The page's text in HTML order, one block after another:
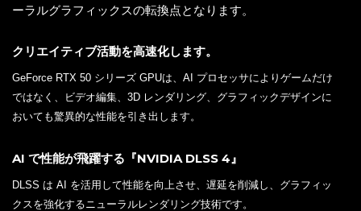
ーラルグラフィックスの転換点となります。
クリエイティブ活動を高速化します。
GeForce RTX 50 シリーズ GPUは、AI プロセッサによりゲームだけ
ではなく、ビデオ編集、3D レンダリング、グラフィックデザインに
おいても驚異的な性能を引き出します。
AI で性能が飛躍する『NVIDIA DLSS 4』
DLSS は AI を活用して性能を向上させ、遅延を削減し、グラフィッ
クスを強化するニューラルレンダリング技術です。